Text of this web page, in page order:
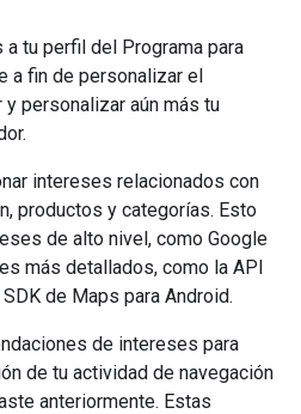
tu perfil del Programa para
a fin de personalizar el
personalizar aún más tu
intereses relacionados con
productos y categorías. Esto
de alto nivel, como Google
más detallados, como la API
de Maps para Android.
de intereses para
de tu actividad de navegación
anteriormente. Estas